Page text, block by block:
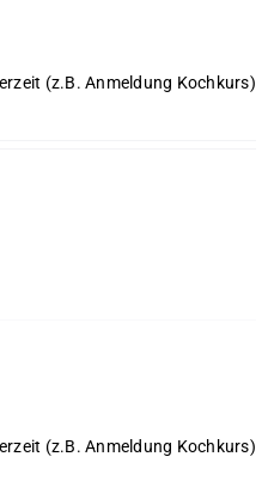
(z.B. Anmeldung Kochkurs)
(z.B. Anmeldung Kochkurs)